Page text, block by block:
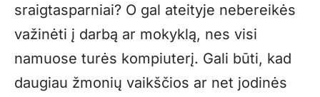
sraigtasparniai? O gal ateityje nebereikės
važinėti į darbą ar mokyklą, nes visi
namuose turės kompiuterį. Gali būti, kad
daugiau žmonių vaikščios ar net jodinės